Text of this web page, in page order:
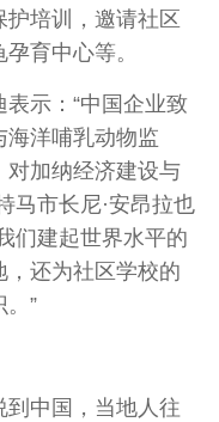
培训，邀请社区
育中心等。
示：“中国企业致
海洋哺乳动物监
对加纳经济建设与
马市长尼·安昂拉也
们建起世界水平的
还为社区学校的
”
中国，当地人往